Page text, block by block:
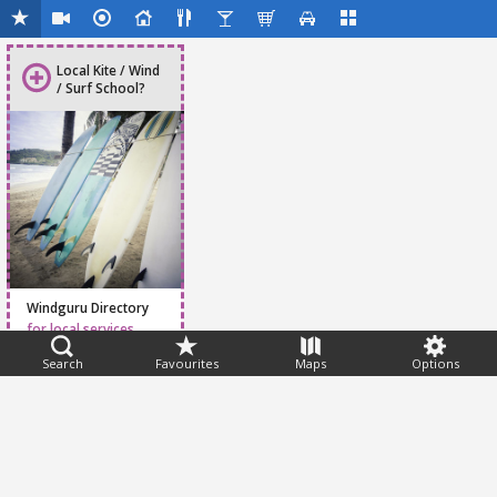
Search Favourites Maps Options
Local Kite / Wind
/ Surf School?
Windguru Directory
for local services
Feedback